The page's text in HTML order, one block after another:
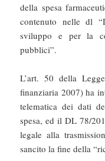
della spesa
contenuto nelle dl
sviluppo e per la
pubblici”.
L’art. 50 della
finanziaria 2007) ha
telematica dei dati
spesa, ed il DL 78/
legale alla
sancito la fine della